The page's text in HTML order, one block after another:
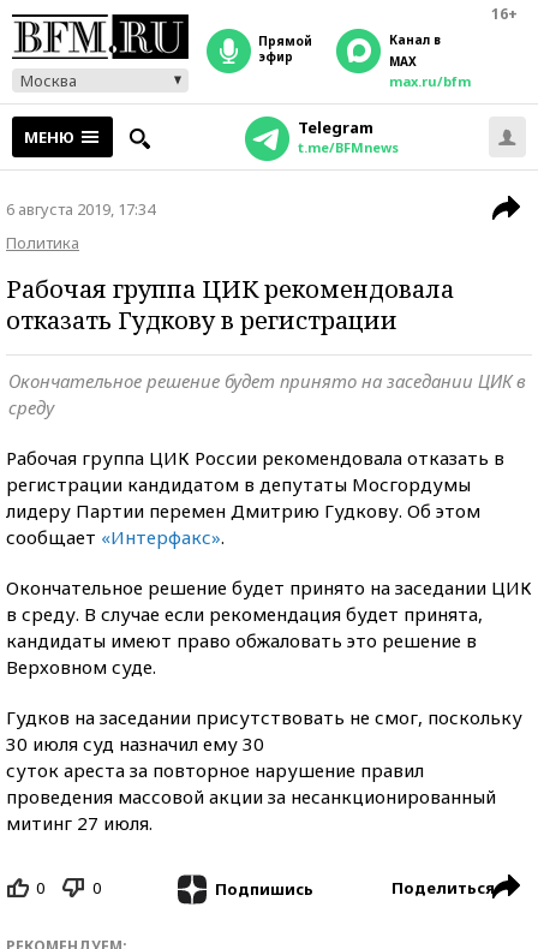
16+
Москва
прямой
эфир
Канал в
MAX
max.ru/bfm
МЕНЮ Telegram
t.me/BFMnews
6 августа 2019, 17:34
Политика
Рабочая группа ЦИК рекомендовала
отказать Гудкову в регистрации
Окончательное решение будет принято на заседании ЦИК в
среду
Рабочая группа ЦИК России рекомендовала отказать в
регистрации кандидатом в депутаты Мосгордумы
лидеру Партии перемен Дмитрию Гудкову. Об этом
сообщает «Интерфакс».
Окончательное решение будет принято на заседании ЦИК
в среду. В случае если рекомендация будет принята,
кандидаты имеют право обжаловать это решение в
Верховном суде.
Гудков на заседании присутствовать не смог, поскольку
30 июля суд назначил ему 30
суток ареста за повторное нарушение правил
проведения массовой акции за несанкционированный
митинг 27 июля.
0 0 Подпишись Поделиться